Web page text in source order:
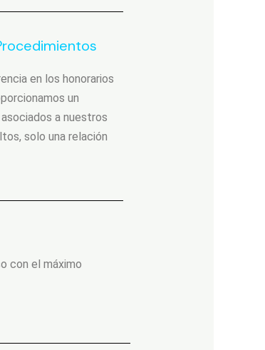
en los honorarios
un
a nuestros
solo una relación
con el máximo